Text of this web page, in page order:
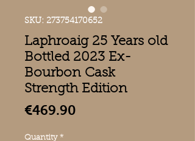
SKU: 273754170652
Laphroaig 25 Years old
Bottled 2023 Ex-
Bourbon Cask
Strength Edition
€469.90Price
Quantity *